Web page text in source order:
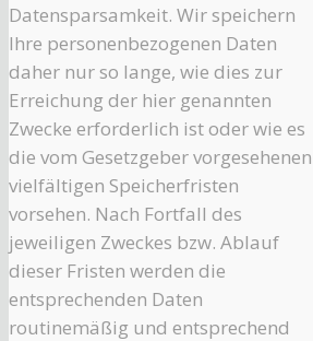
Datensparsamkeit. Wir speichern
Ihre personenbezogenen Daten
daher nur so lange, wie dies zur
Erreichung der hier genannten
Zwecke erforderlich ist oder wie es
die vom Gesetzgeber vorgesehenen
vielfältigen Speicherfristen
vorsehen. Nach Fortfall des
jeweiligen Zweckes bzw. Ablauf
dieser Fristen werden die
entsprechenden Daten
routinemäßig und entsprechend